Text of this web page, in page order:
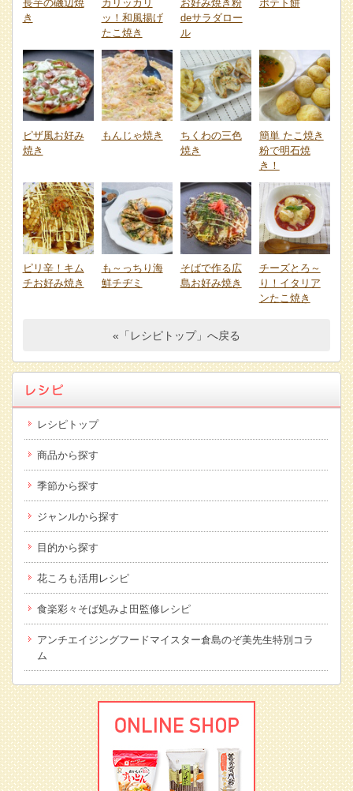
長芋の磯辺焼
き
カリッカリ
ッ！和風揚げ
たこ焼き
お好み焼き粉
deサラダロー
ル
ポテト餅
ピザ風お好み
焼き
もんじゃ焼き
ちくわの三色
焼き
簡単 たこ焼き
粉で明石焼
き！
ピリ辛！キム
チお好み焼き
も～っちり海
鮮チヂミ
そばで作る広
島お好み焼き
チーズとろ～
り！イタリア
ンたこ焼き
«「レシピトップ」へ戻る
レシピトップ
商品から探す
季節から探す
ジャンルから探す
目的から探す
花ころも活用レシピ
食楽彩々そば処みよ田監修レシピ
アンチエイジングフードマイスター倉島のぞ美先生特別コラ
ム